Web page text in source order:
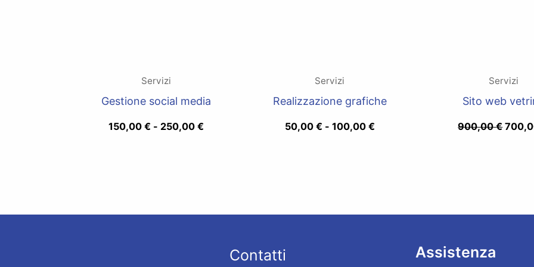
Servizi
Gestione social media
150,00 € - 250,00 €
Servizi
Realizzazione grafiche
50,00 € - 100,00 €
Servizi
Sito web
900,00€
Contatti Assistenza